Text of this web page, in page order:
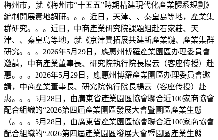
梅州市，就《梅州市“十五五”時期構建現代化產業體系規劃》
編制開展實地調研。。。近日，天津、、秦皇島等地，產業集
群研究。。。近日，中商產業研究院課題組赴石家莊、天
津、、秦皇島等地，就《京津冀拓展共建新產業鏈、產業集群
研究。。。2026年5月29日，應惠州博羅產業園區办理委員會
邀請，中商產業董事長、研究院執行院長楊云（客座传授）赴
惠。。。2026年5月29日，應惠州博羅產業園區办理委員會邀
請，中商產業董事長、研究院執行院長楊云（客座传授）赴
惠。。。5月28日，由廣東省產業園區協會聯合近100家商協會
配合組織的“2026第四屆產業園區發展大會暨園區產業生態
（。。。5月28日，由廣東省產業園區協會聯合近100家商協會
配合組織的“2026第四屆產業園區發展大會暨園區產業生態